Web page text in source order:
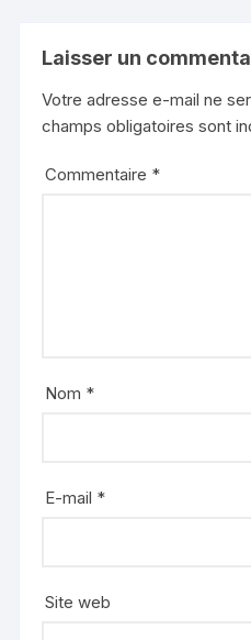
Laisser un
Votre adresse e-mail ne
champs obligatoires sont
Commentaire *
Nom *
E-mail *
Site web